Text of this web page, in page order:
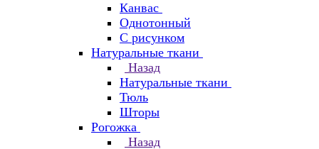
Канвас
Однотонный
С рисунком
Натуральные ткани
Назад
Натуральные ткани
Тюль
Шторы
Рогожка
Назад